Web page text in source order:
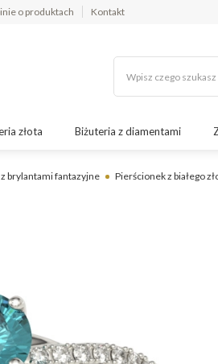
o produktach Kontakt
złota Biżuteria z diamentami
brylantami fantazyjne Pierścionek z białego